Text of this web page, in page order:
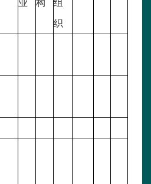
业 构
组
织